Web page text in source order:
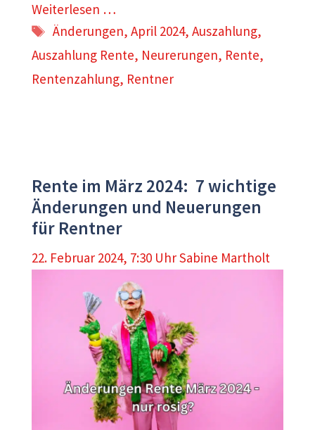
Weiterlesen …
Schlagwörter
Änderungen,April 2024,Auszahlung,
Auszahlung Rente, Neurerungen, Rente,
Rentenzahlung, Rentner
Rente im März 2024: 7 wichtige
Änderungen und Neuerungen
für Rentner
22. Februar 2024, 7:30 UhrSabine Martholt